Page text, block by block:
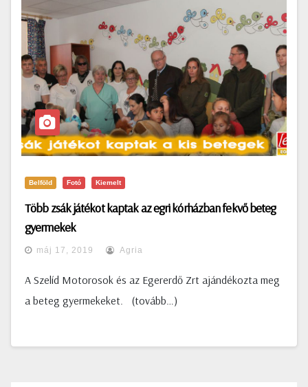
Belföld Fotó Kiemelt
Több zsák játékot kaptak az egri kórházban fekvő beteg
gyermekek
máj 17, 2019 Agria
A Szelíd Motorosok és az Egererdő Zrt ajándékozta meg
a beteg gyermekeket. (tovább…)